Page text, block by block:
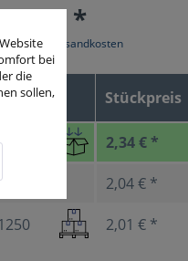
€ *
Stückpreis
2,34 € *
2,04 € *
1250 2,01 € *
zzgl. Versandkosten
bei
die
sollen,